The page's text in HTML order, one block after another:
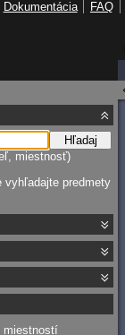
Hľadaj
miestnosť)
vyhľadajte predmety
miestností
Dokumentácia FAQ